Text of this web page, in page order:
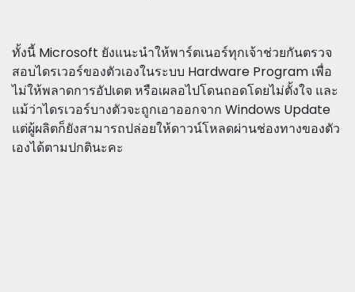
ทั้งนี้ Microsoft ยังแนะนำให้พาร์ตเนอร์ทุกเจ้าช่วยกันตรวจ
สอบไดรเวอร์ของตัวเองในระบบ Hardware Program เพื่อ
ไม่ให้พลาดการอัปเดต หรือเผลอไปโดนถอดโดยไม่ตั้งใจ และ
แม้ว่าไดรเวอร์บางตัวจะถูกเอาออกจาก Windows Update
แต่ผู้ผลิตก็ยังสามารถปล่อยให้ดาวน์โหลดผ่านช่องทางของตัว
เองได้ตามปกตินะคะ